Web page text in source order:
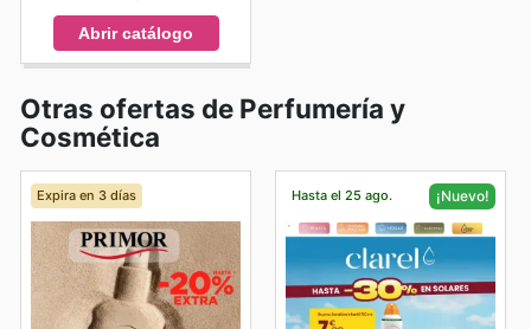
Abrir catálogo
Otras ofertas de Perfumería y
Cosmética
Expira en 3 días Hasta el 25 ago. ¡Nuevo!